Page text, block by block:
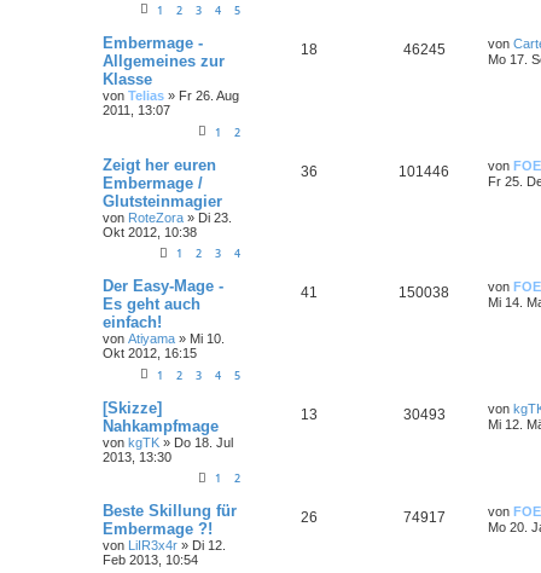
1 2 3 4 5
Embermage -
Allgemeines zur
Klasse
von Telias » Fr 26. Aug
2011, 13:07
1 2
18 46245 von
Mo 17.
Zeigt her euren
Embermage /
Glutsteinmagier
von RoteZora » Di 23.
Okt 2012, 10:38
1 2 3 4
36 101446 von FOE
Fr 25.
Der Easy-Mage -
Es geht auch
einfach!
von Atiyama » Mi 10.
Okt 2012, 16:15
1 2 3 4 5
41 150038 von FOE
Mi 14.
[Skizze]
Nahkampfmage
von kgTK » Do 18. Jul
2013, 13:30
1 2
13 30493 von
Mi 12.
Beste Skillung für
Embermage ?!
von LiIR3x4r » Di 12.
Feb 2013, 10:54
26 74917 von FOE
Mo 20.